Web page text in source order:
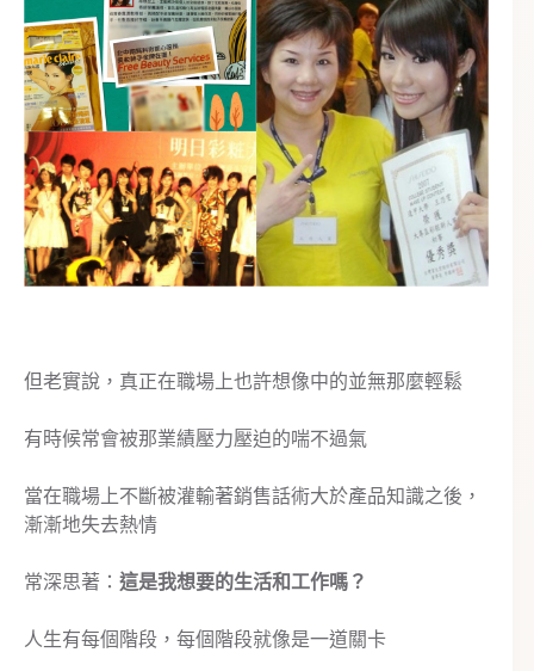
但老實說，真正在職場上也許想像中的並無那麼輕鬆
有時候常會被那業績壓力壓迫的喘不過氣
當在職場上不斷被灌輸著銷售話術大於產品知識之後，
漸漸地失去熱情
常深思著： 這是我想要的生活和工作嗎？
人生有每個階段，每個階段就像是一道關卡